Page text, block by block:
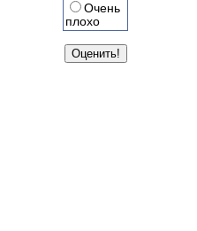
Очень
плохо